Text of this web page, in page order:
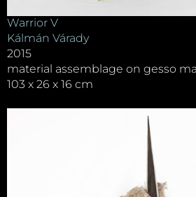
Warrior V
Kálmán Várady
2015
material assemblage on gesso
103 x 26 x 16 cm